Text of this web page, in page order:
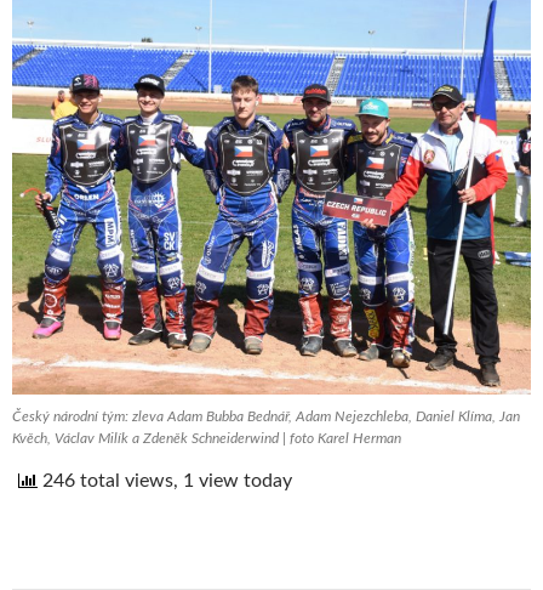
Český národní tým: zleva Adam Bubba Bednář, Adam Nejezchleba, Daniel Klíma, Jan
Kvěch, Václav Milík a Zdeněk Schneiderwind | foto Karel Herman
246 total views, 1 view today